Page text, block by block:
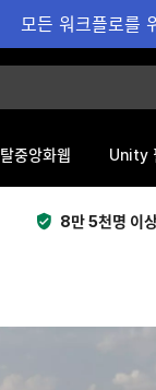
모든 워크플로를
탈중앙화웹 Unity
8만 5천명 이